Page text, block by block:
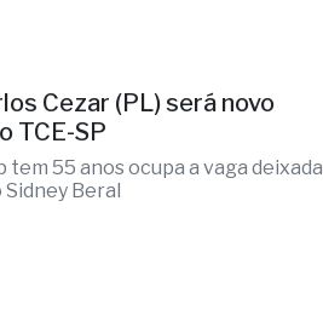
Cezar (PL) será novo
TCE-SP
tem 55 anos ocupa a vaga deixada
Beral